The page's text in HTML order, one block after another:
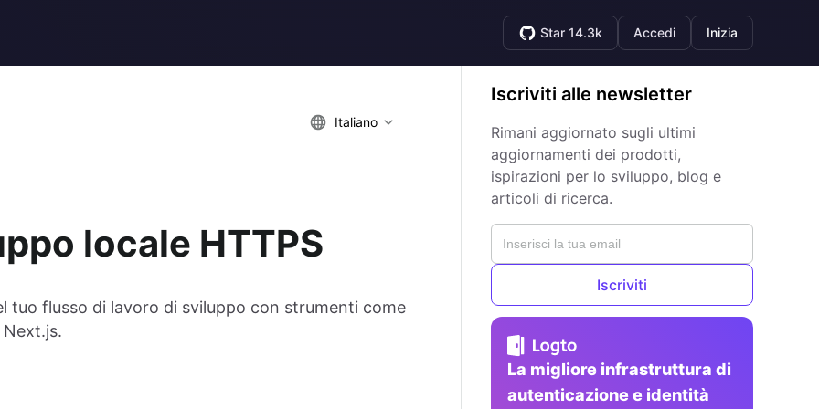
Star 14.3k Accedi Inizia
Italiano
locale HTTPS
tuo flusso di lavoro di sviluppo con strumenti come
Iscriviti alle newsletter
Rimani aggiornato sugli ultimi
aggiornamenti dei prodotti,
ispirazioni per lo sviluppo, blog e
articoli di ricerca.
Iscriviti
La migliore infrastruttura di
autenticazione e identità